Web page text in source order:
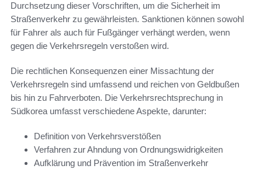
Durchsetzung dieser Vorschriften, um die Sicherheit im
Straßenverkehr zu gewährleisten. Sanktionen können sowohl
für Fahrer als auch für Fußgänger verhängt werden, wenn
gegen die Verkehrsregeln verstoßen wird.
Die rechtlichen Konsequenzen einer Missachtung der
Verkehrsregeln sind umfassend und reichen von Geldbußen
bis hin zu Fahrverboten. Die Verkehrsrechtsprechung in
Südkorea umfasst verschiedene Aspekte, darunter:
Definition von Verkehrsverstößen
Verfahren zur Ahndung von Ordnungswidrigkeiten
Aufklärung und Prävention im Straßenverkehr